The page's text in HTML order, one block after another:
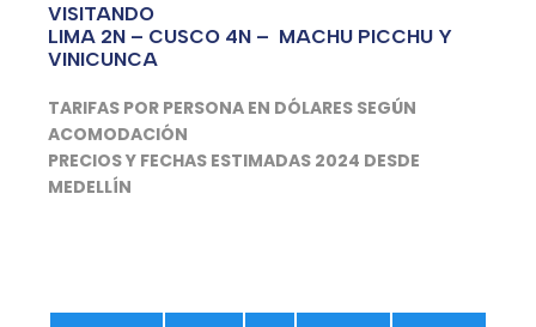
VISITANDO
LIMA 2N – CUSCO 4N – MACHU PICCHU Y
VINICUNCA
TARIFAS POR PERSONA EN DÓLARES SEGÚN
ACOMODACIÓN
PRECIOS Y FECHAS ESTIMADAS 2024 DESDE
MEDELLÍN